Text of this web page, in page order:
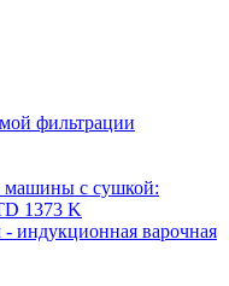
фильтрации
машины с сушкой:
1373 K
индукционная варочная